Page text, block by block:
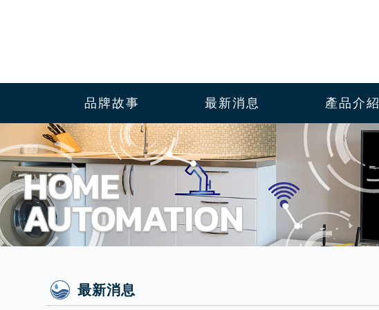
品牌故事 最新消息 產品介紹
最新消息